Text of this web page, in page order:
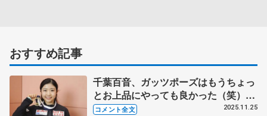
おすすめ記事
千葉百音、ガッツポーズはもうちょっ
とお上品にやっても良かった（笑）
本当に出すべきファイナルと全日本で
コメント全文 2025.11.25